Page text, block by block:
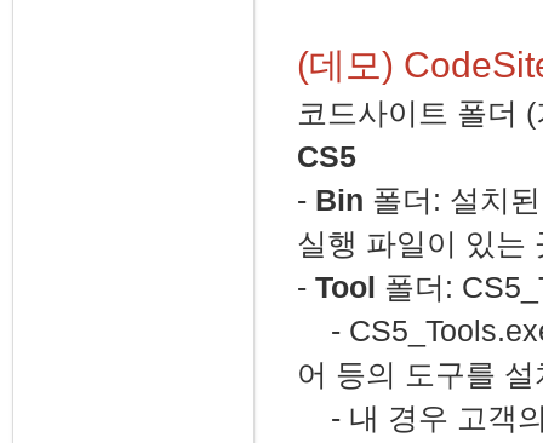
(데모)
코드사이트 폴더
CS5
- Bin 폴더: 설치
실행 파일이 있는
- Tool 폴더:
-
어 등의 도구를
- 내 경우 고객